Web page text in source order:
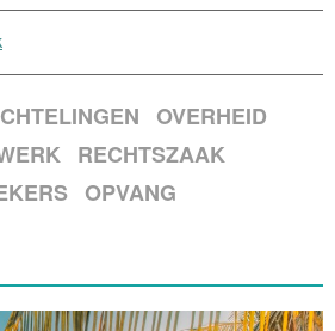
OVERHEID
RECHTSZAAK
OPVANG